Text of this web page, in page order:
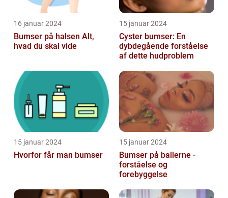
16 januar 2024
Bumser på halsen Alt,
hvad du skal vide
15 januar 2024
Cyster bumser: En
dybdegående forståelse
af dette hudproblem
15 januar 2024
Hvorfor får man bumser
15 januar 2024
Bumser på ballerne -
forståelse og
forebyggelse